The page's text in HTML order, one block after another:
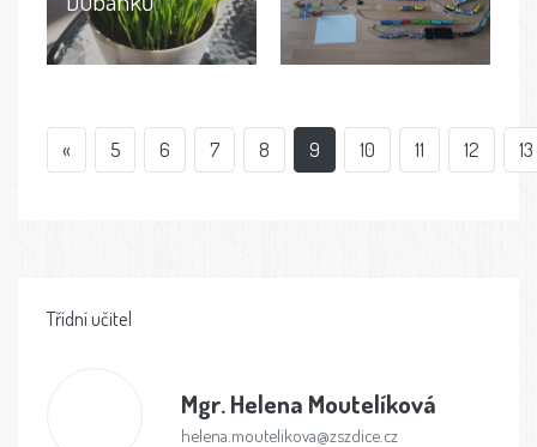
« 5 6 7 8 9 10 11 12 13
Třídní učitel
Mgr.Helena Moutelíková
helena.moutelikova@zszdice.cz